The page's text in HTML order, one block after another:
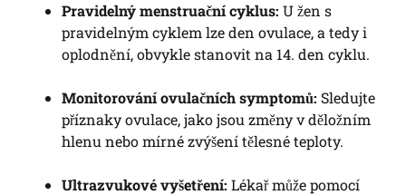
Pravidelný menstruační cyklus: U žen s
pravidelným cyklem lze den ovulace, a tedy i
oplodnění, obvykle stanovit na 14. den cyklu.
Monitorování ovulačních symptomů: Sledujte
příznaky ovulace, jako jsou změny v děložním
hlenu nebo mírné zvýšení tělesné teploty.
Ultrazvukové vyšetření: Lékař může pomocí